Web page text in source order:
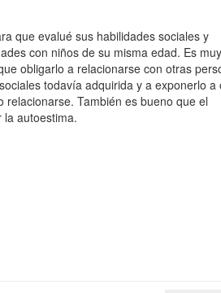
que evalué sus habilidades sociales y
con niños de su misma edad. Es muy
obligarlo a relacionarse con otras
todavía adquirida y a exponerlo a
También es bueno que el
autoestima.